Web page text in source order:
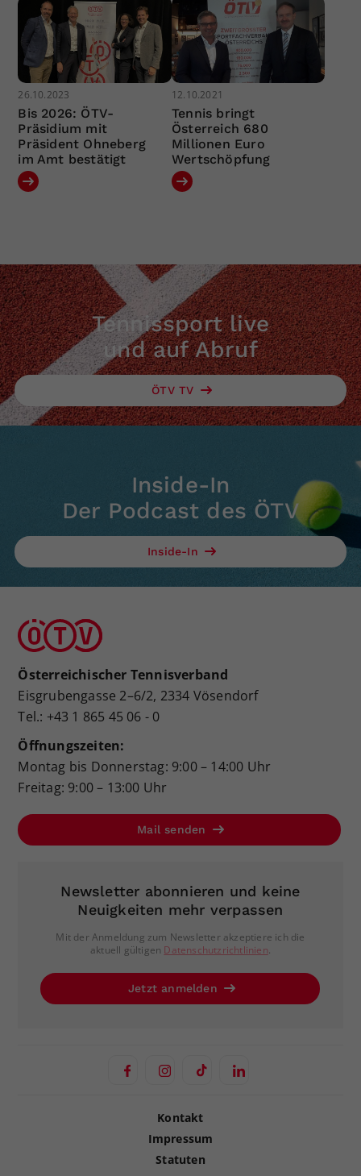
26.10.2023
Bis 2026: ÖTV-
Präsidium mit
Präsident Ohneberg
im Amt bestätigt
12.10.2021
Tennis bringt
Österreich 680
Millionen Euro
Wertschöpfung
Tennissport live
und auf Abruf
ÖTV TV
Inside-In
Der Podcast des ÖTV
Inside-In
Österreichischer Tennisverband
Eisgrubengasse 2–6/2, 2334 Vösendorf
Tel.: +43 1 865 45 06 - 0
Öffnungszeiten:
Montag bis Donnerstag: 9:00 – 14:00 Uhr
Freitag: 9:00 – 13:00 Uhr
Mail senden
Newsletter abonnieren und keine
Neuigkeiten mehr verpassen
Mit der Anmeldung zum Newsletter akzeptiere ich die
aktuell gültigen Datenschutzrichtlinien.
Jetzt anmelden
Kontakt
Impressum
Statuten